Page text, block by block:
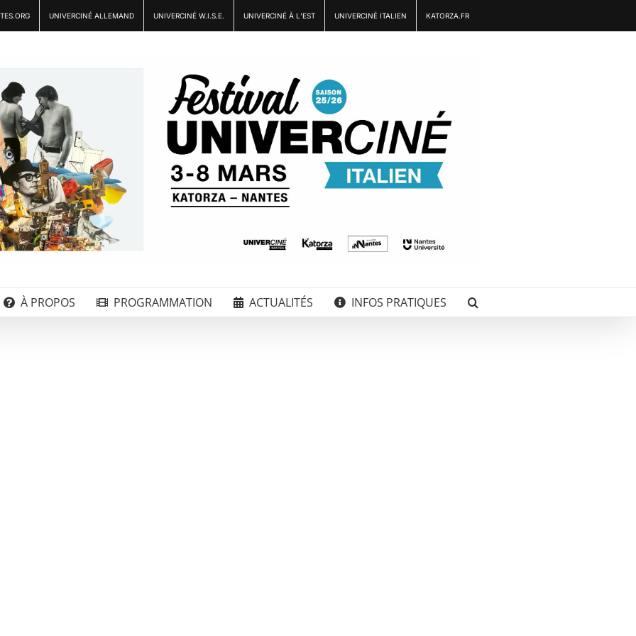
UNIVERCINÉ ALLEMAND UNIVERCINÉ W.I.S.E. UNIVERCINÉ À L’EST UNIVERCINÉ ITALIEN KATORZA.FR
À PROPOS PROGRAMMATION ACTUALITÉS INFOS PRATIQUES